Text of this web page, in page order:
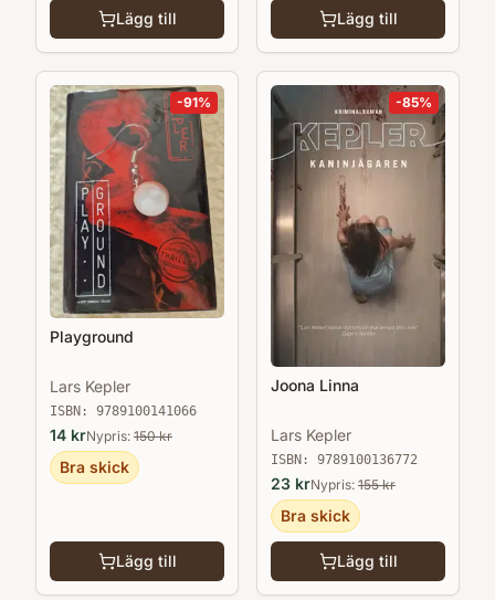
Lägg till Lägg till
-91%
Playground
Lars Kepler
ISBN: 9789100141066
14 krNypris: 150kr
Bra skick
Lägg till
-85%
Joona Linna
Lars Kepler
ISBN: 9789100136772
23 krNypris: 155kr
Bra skick
Lägg till